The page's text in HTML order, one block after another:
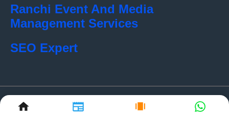
Ranchi Event And Media
Management Services
SEO Expert
© localkhabar.com • All rights reserved